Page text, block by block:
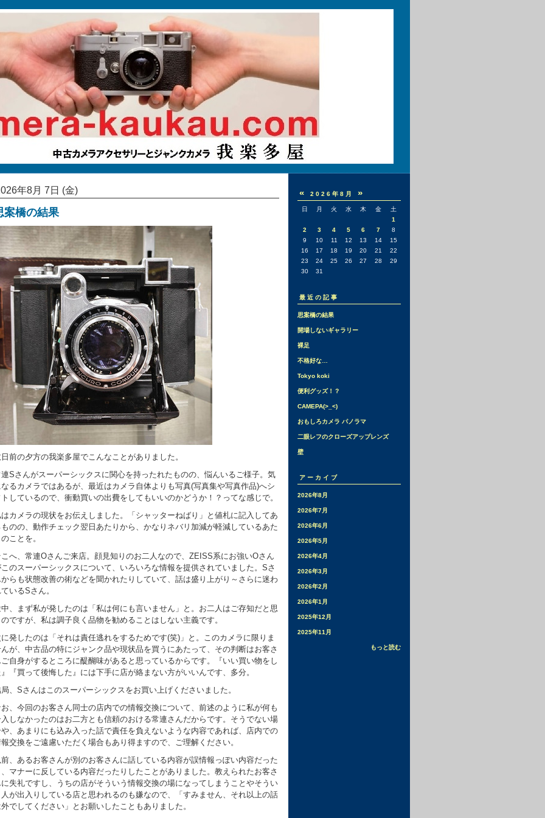
年8月 7日 (金)
案橋の結果
前の夕方の我楽多屋でこんなことがありました。
Sさんがスーパーシックスに関心を持ったれたものの、悩んいるご様子。気
るカメラではあるが、最近はカメラ自体よりも写真(写真集や写真作品)へシ
しているので、衝動買いの出費をしてもいいのかどうか！？ってな感じで。
カメラの現状をお伝えしました。「シャッターねばり」と値札に記入してあ
のの、動作チェック翌日あたりから、かなりネバリ加減が軽減しているあた
ことを。
へ、常連Oさんご来店。顔見知りのお二人なので、ZEISS系にお強いOさん
のスーパーシックスについて、いろいろな情報を提供されていました。Sさ
らも状態改善の術などを聞かれたりしていて、話は盛り上がり～さらに迷わ
いるSさん。
、まず私が発したのは「私は何にも言いません」と。お二人はご存知だと思
ですが、私は調子良く品物を勧めることはしない主義です。
発したのは「それは責任逃れをするためです(笑)」と。このカメラに限りま
が、中古品の特にジャンク品や現状品を買うにあたって、その判断はお客さ
自身がするところに醍醐味があると思っているからです。『いい買い物をし
『買って後悔した』には下手に店が絡まない方がいいんです、多分。
、Sさんはこのスーパーシックスをお買い上げくださいました。
、今回のお客さん同士の店内での情報交換について、前述のように私が何も
しなかったのはお二方とも信頼のおける常連さんだからです。そうでない場
、あまりにも込み入った話で責任を負えないような内容であれば、店内での
交換をご遠慮いただく場合もあり得ますので、ご理解ください。
、あるお客さんが別のお客さんに話している内容が誤情報っぽい内容だった
マナーに反している内容だったりしたことがありました。教えられたお客さ
失礼ですし、うちの店がそういう情報交換の場になってしまうことやそうい
が出入りしている店と思われるのも嫌なので、「すみません、それ以上の話
でしてください」とお願いしたこともありました。
« 2026年8月 »
日 月 火 水 木 金
土
1
2
3 4 5 6 7
8
9
10 11 12 13 14
15
16
17 18 19 20 21
22
23
24 25 26 27 28
29
30
31
最近の記事
思案橋の結果
開場しないギャラリー
裸足
不格好な…
Tokyo koki
便利グッズ！？
CAMEPA(>_<)
おもしろカメラ パノラマ
二眼レフのクローズアップレンズ
壁
アーカイブ
2026年8月
2026年7月
2026年6月
2026年5月
2026年4月
2026年3月
2026年2月
2026年1月
2025年12月
2025年11月
もっと読む